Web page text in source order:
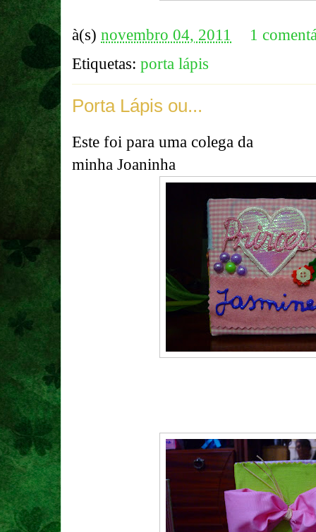
à(s) novembro 04, 2011
1
Etiquetas: porta lápis
Porta Lápis ou...
Este foi para uma colega da
minha Joaninha